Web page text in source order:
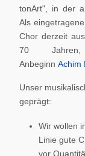
tonArt", in der
Als
Chor derzeit
70
Anbeginn Achim
Unser
geprägt:
Wir wollen
Linie gute
vor